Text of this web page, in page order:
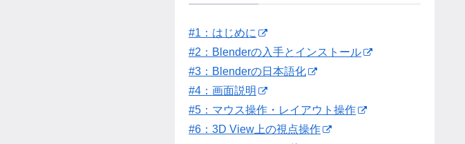
#1：はじめに
#2：Blenderの入手とインストール
#3：Blenderの日本語化
#4：画面説明
#5：マウス操作・レイアウト操作
#6：3D View上の視点操作